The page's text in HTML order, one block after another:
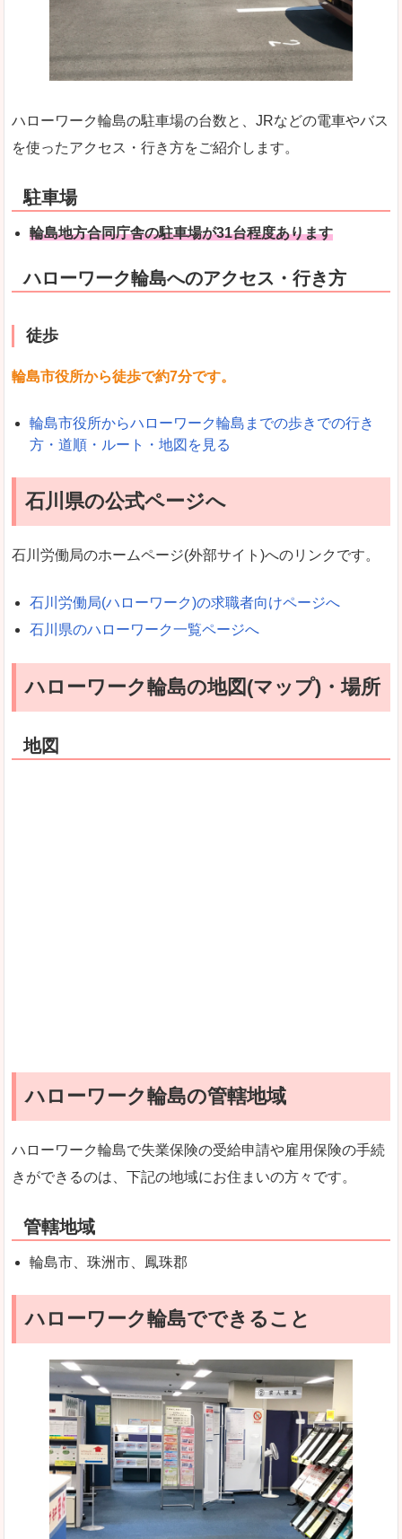
ハローワーク輪島の駐車場の台数と、JRなどの電車やバス
を使ったアクセス・行き方をご紹介します。
駐車場
輪島地方合同庁舎の駐車場が31台程度あります
ハローワーク輪島へのアクセス・行き方
徒歩
輪島市役所から徒歩で約7分です。
輪島市役所からハローワーク輪島までの歩きでの行き
方・道順・ルート・地図を見る
石川県の公式ページへ
石川労働局のホームページ(外部サイト)へのリンクです。
石川労働局(ハローワーク)の求職者向けページへ
石川県のハローワーク一覧ページへ
ハローワーク輪島の地図(マップ)・場所
地図
ハローワーク輪島の管轄地域
ハローワーク輪島で失業保険の受給申請や雇用保険の手続
きができるのは、下記の地域にお住まいの方々です。
管轄地域
輪島市、珠洲市、鳳珠郡
ハローワーク輪島でできること